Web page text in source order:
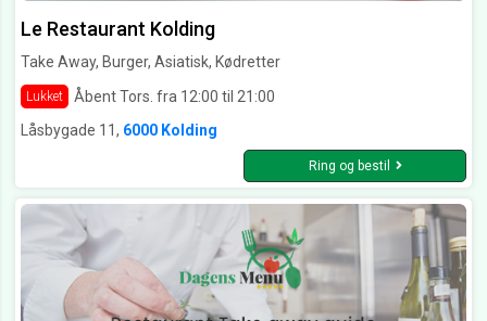
Le Restaurant Kolding
Take Away, Burger, Asiatisk, Kødretter
Lukket
Åbent Tors. fra 12:00 til 21:00
Låsbygade 11, 6000 Kolding
Ring og bestil